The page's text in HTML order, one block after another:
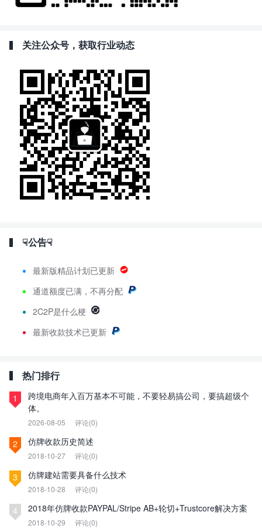
关注公众号，获取行业动态
☟公告☟
最新版精品计划已更新
通道额度已满，不再分配
2C2P是什么梗
最新收款技术已更新
热门排行
1
跨境电商年入百万基本不可能，不要轻易搞公司，要搞超级个
体。
2026-08-05 评论(0)
2 仿牌收款历史简述
2018-10-27 评论(0)
3 仿牌建站需要具备什么技术
2018-10-28 评论(0)
4 2018年仿牌收款PAYPAL/Stripe AB+轮切+Trustcore解决方案
2018-10-29 评论(0)